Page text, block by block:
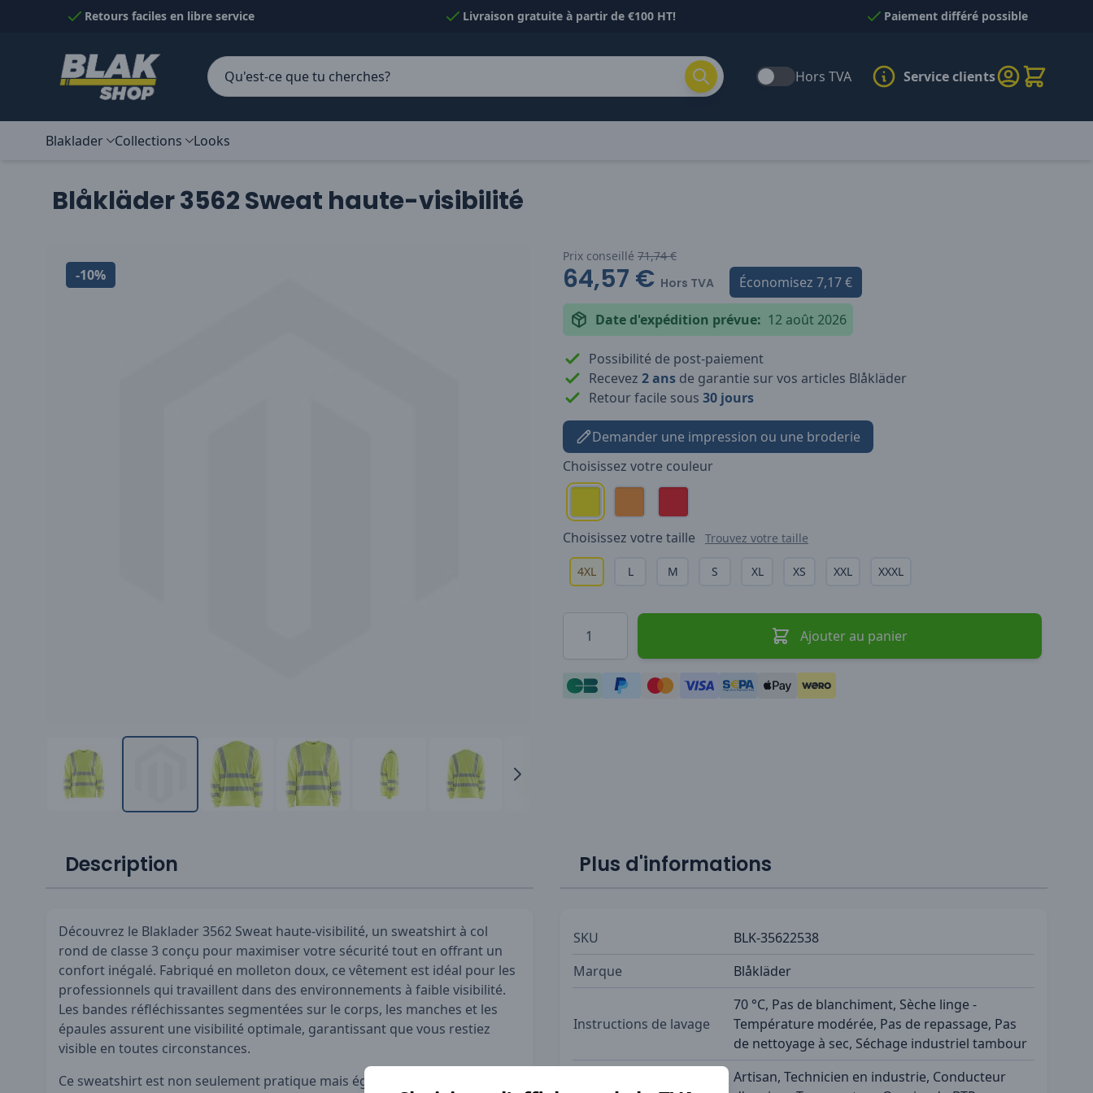
Passer au contenuRetours faciles en libre service Livraison gratuite à partir de €100 HT! Paiement différé possible
Hors TVA Service clients
Blaklader Collections Looks
Blåkläder 3562 Sweat haute-visibilité
-10%
Prix conseillé 71,74 €
64,57 € Hors TVA Économisez 7,17 €
Date d'expédition prévue: 12 août 2026
Possibilité de post-paiement
Recevez 2 ans de garantie sur vos articles Blåkläder
Retour facile sous 30 jours
Demander une impression ou une broderie
Choisissez votre couleur
Choisissez votre taille Trouvez votre taille
4XL L M S XL XS XXL XXXL
Ajouter au panier
Description
Découvrez le Blaklader 3562 Sweat haute-visibilité, un sweatshirt à col
rond de classe 3 conçu pour maximiser votre sécurité tout en offrant un
confort inégalé. Fabriqué en molleton doux, ce vêtement est idéal pour les
professionnels qui travaillent dans des environnements à faible visibilité.
Les bandes réfléchissantes segmentées sur le corps, les manches et les
épaules assurent une visibilité optimale, garantissant que vous restiez
visible en toutes circonstances.
Ce sweatshirt est non seulement pratique mais également confortable,
Plus d'informations
SKU
BLK-35622538
Marque
Blåkläder
Instructions de lavage
70 °C, Pas de blanchiment, Sèche linge -
Température modérée, Pas de repassage, Pas
de nettoyage à sec, Séchage industriel tambour
Artisan, Technicien en industrie, Conducteur